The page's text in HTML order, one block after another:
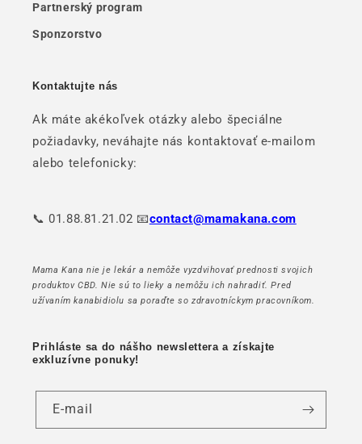
Partnerský program
Sponzorstvo
Kontaktujte nás
Ak máte akékoľvek otázky alebo špeciálne
požiadavky, neváhajte nás kontaktovať e-mailom
alebo telefonicky:
📞 01.88.81.21.02 📧contact@mamakana.com
Mama Kana nie je lekár a nemôže vyzdvihovať prednosti svojich
produktov CBD. Nie sú to lieky a nemôžu ich nahradiť. Pred
užívaním kanabidiolu sa poraďte so zdravotníckym pracovníkom.
Prihláste sa do nášho newslettera a získajte
exkluzívne ponuky!
E-mail